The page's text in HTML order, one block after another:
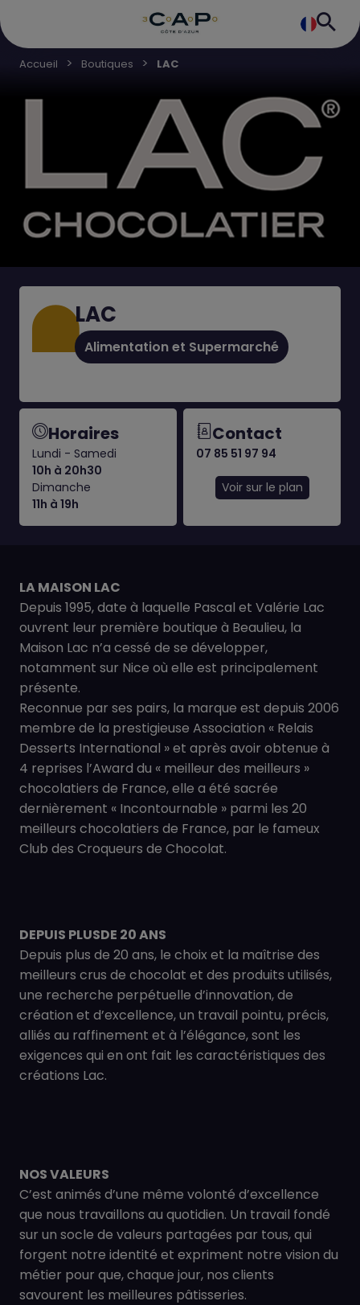
Accueil Boutiques LAC
LAC
Alimentation et Supermarché
Horaires
Lundi - Samedi
10h à 20h30
Dimanche
11h à 19h
Contact
07 85 51 97 94
Voir sur le plan
LA MAISON LAC
Depuis 1995, date à laquelle Pascal et Valérie Lac
ouvrent leur première boutique à Beaulieu, la
Maison Lac n’a cessé de se développer,
notamment sur Nice où elle est principalement
présente.
Reconnue par ses pairs, la marque est depuis 2006
membre de la prestigieuse Association « Relais
Desserts International » et après avoir obtenue à
4 reprises l’Award du « meilleur des meilleurs »
chocolatiers de France, elle a été sacrée
dernièrement « Incontournable » parmi les 20
meilleurs chocolatiers de France, par le fameux
Club des Croqueurs de Chocolat.
DEPUIS PLUSDE 20 ANS
Depuis plus de 20 ans, le choix et la maîtrise des
meilleurs crus de chocolat et des produits utilisés,
une recherche perpétuelle d’innovation, de
création et d’excellence, un travail pointu, précis,
alliés au raffinement et à l’élégance, sont les
exigences qui en ont fait les caractéristiques des
créations Lac.
NOS VALEURS
C’est animés d’une même volonté d’excellence
que nous travaillons au quotidien. Un travail fondé
sur un socle de valeurs partagées par tous, qui
forgent notre identité et expriment notre vision du
métier pour que, chaque jour, nos clients
savourent les meilleures pâtisseries.